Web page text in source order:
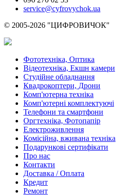
service@cyfrovychok.ua
© 2005-2026 "ЦИФРОВИЧОК"
Фототехніка, Оптика
Відеотехніка, Екшн камери
Студійне обладнання
Квадрокоптери, Дрони
Комп'ютерна техніка
Комп'ютерні комплектуючі
Телефони та смартфони
Оргтехніка, Фотопапір
Електроживлення
Комісійна, вживана техніка
Подарункові сертифікати
Про нас
Контакти
Доставка / Оплата
Кредит
Ремонт